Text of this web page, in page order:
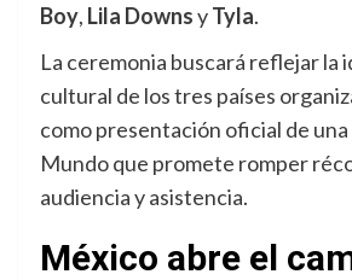
Boy, Lila DownsyTyla.
La ceremonia buscará reflejar la
cultural de los tres países
como presentación oficial de una
Mundo que promete romper
audiencia y asistencia.
México abre el